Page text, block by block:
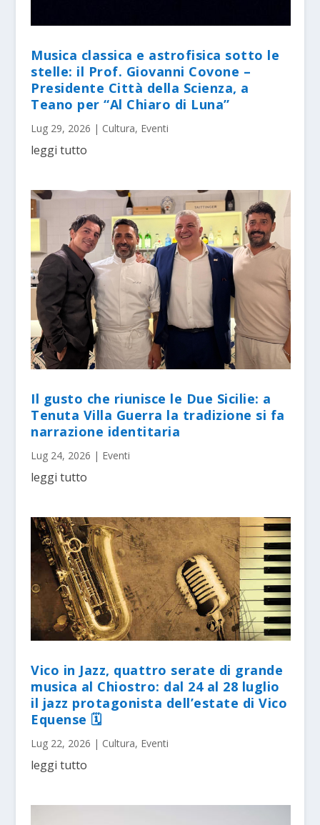
Musica classica e astrofisica sotto le
stelle: il Prof. Giovanni Covone –
Presidente Città della Scienza, a
Teano per “Al Chiaro di Luna”
Lug 29, 2026 | Cultura, Eventi
leggi tutto
Il gusto che riunisce le Due Sicilie: a
Tenuta Villa Guerra la tradizione si fa
narrazione identitaria
Lug 24, 2026 | Eventi
leggi tutto
Vico in Jazz, quattro serate di grande
musica al Chiostro: dal 24 al 28 luglio
il jazz protagonista dell’estate di Vico
Equense 🗓
Lug 22, 2026 | Cultura, Eventi
leggi tutto